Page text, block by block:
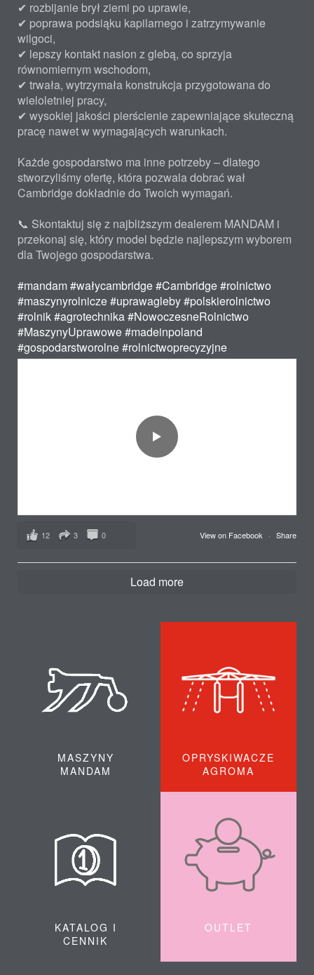
✔ rozbijanie brył ziemi po uprawie,
✔ poprawa podsiąku kapilarnego i zatrzymywanie
wilgoci,
✔ lepszy kontakt nasion z glebą, co sprzyja
równomiernym wschodom,
✔ trwała, wytrzymała konstrukcja przygotowana do
wieloletniej pracy,
✔ wysokiej jakości pierścienie zapewniające skuteczną
pracę nawet w wymagających warunkach.
Każde gospodarstwo ma inne potrzeby – dlatego
stworzyliśmy ofertę, która pozwala dobrać wał
Cambridge dokładnie do Twoich wymagań.
📞 Skontaktuj się z najbliższym dealerem MANDAM i
przekonaj się, który model będzie najlepszym wyborem
dla Twojego gospodarstwa.
#mandam#wałycambridge#Cambridge#rolnictwo
#maszynyrolnicze#uprawagleby#polskierolnictwo
#rolnik#agrotechnika#NowoczesneRolnictwo
#MaszynyUprawowe#madeinpoland
#gospodarstworolne#rolnictwoprecyzyjne
View on Facebook · Share
12 3 0
Load more
MASZYNY
MANDAM
OPRYSKIWACZE
AGROMA
KATALOG I
CENNIK
OUTLET